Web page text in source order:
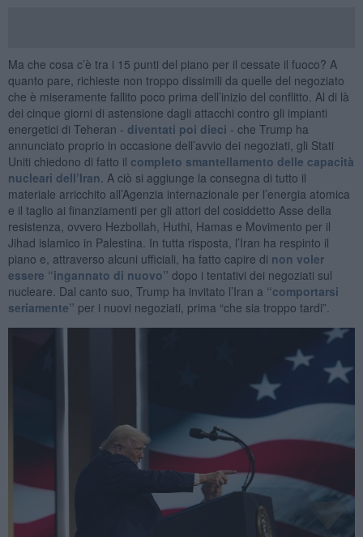
Ma che cosa c’è tra i 15 punti del piano per il cessate il fuoco? A
quanto pare, richieste non troppo dissimili da quelle del negoziato
che è miseramente fallito poco prima dell’inizio del conflitto. Al di là
dei cinque giorni di astensione dagli attacchi contro gli impianti
energetici di Teheran - diventati poi dieci - che Trump ha
annunciato proprio in occasione dell’avvio dei negoziati, gli Stati
Uniti chiedono di fatto il completo smantellamento delle capacità
nucleari dell’Iran . A ciò si aggiunge la consegna di tutto il
materiale arricchito all’Agenzia internazionale per l’energia atomica
e il taglio ai finanziamenti per gli attori del cosiddetto Asse della
resistenza, ovvero Hezbollah, Huthi, Hamas e Movimento per il
Jihad islamico in Palestina. In tutta risposta, l’Iran ha respinto il
piano e, attraverso alcuni ufficiali, ha fatto capire di non voler
essere “ingannato di nuovo” dopo i tentativi dei negoziati sul
nucleare. Dal canto suo, Trump ha invitato l’Iran a “comportarsi
seriamente” per i nuovi negoziati, prima “che sia troppo tardi”.